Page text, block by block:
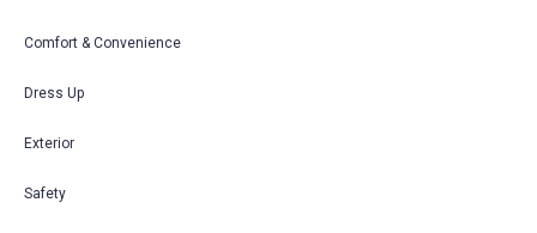
Comfort & Convenience
Dress Up
Exterior
Safety